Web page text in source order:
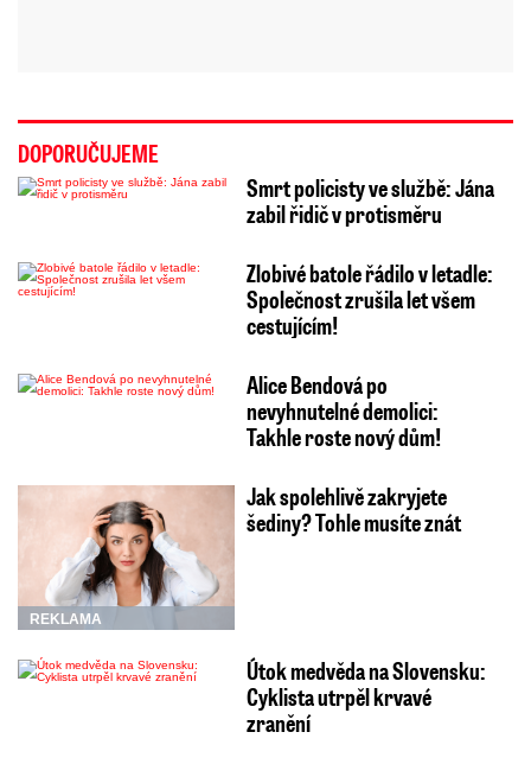
DOPORUČUJEME
Smrt policisty ve službě: Jána
zabil řidič v protisměru
Zlobivé batole řádilo v letadle:
Společnost zrušila let všem
cestujícím!
Alice Bendová po
nevyhnutelné demolici:
Takhle roste nový dům!
REKLAMA
Jak spolehlivě zakryjete
šediny? Tohle musíte znát
Útok medvěda na Slovensku:
Cyklista utrpěl krvavé
zranění